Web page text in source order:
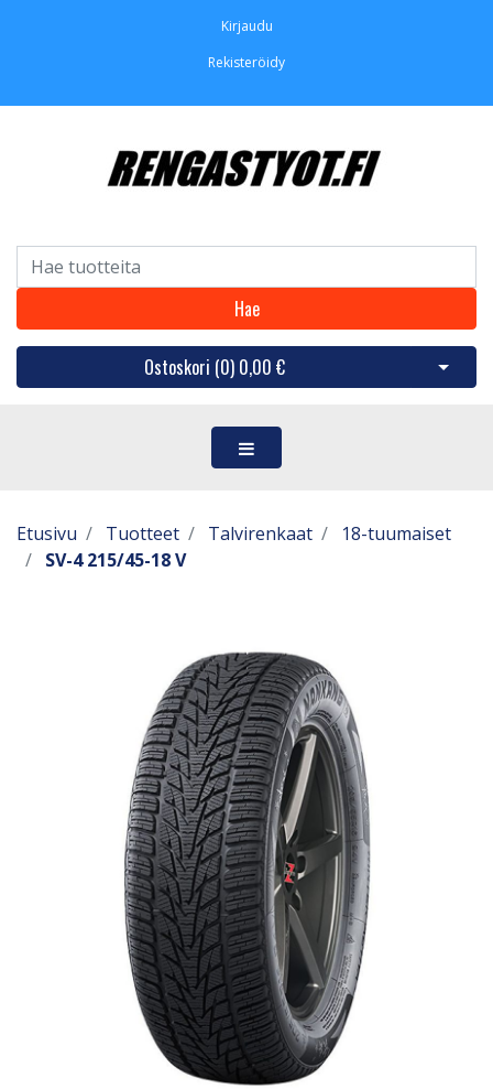
Kirjaudu
Rekisteröidy
Hae
Ostoskori (0) 0,00 € Avaa
Etusivu Tuotteet Talvirenkaat
18-tuumaiset
SV-4 215/45-18 V